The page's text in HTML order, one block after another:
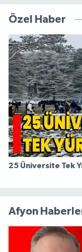
Özel Haber
25 Üniversite Tek
Afyon